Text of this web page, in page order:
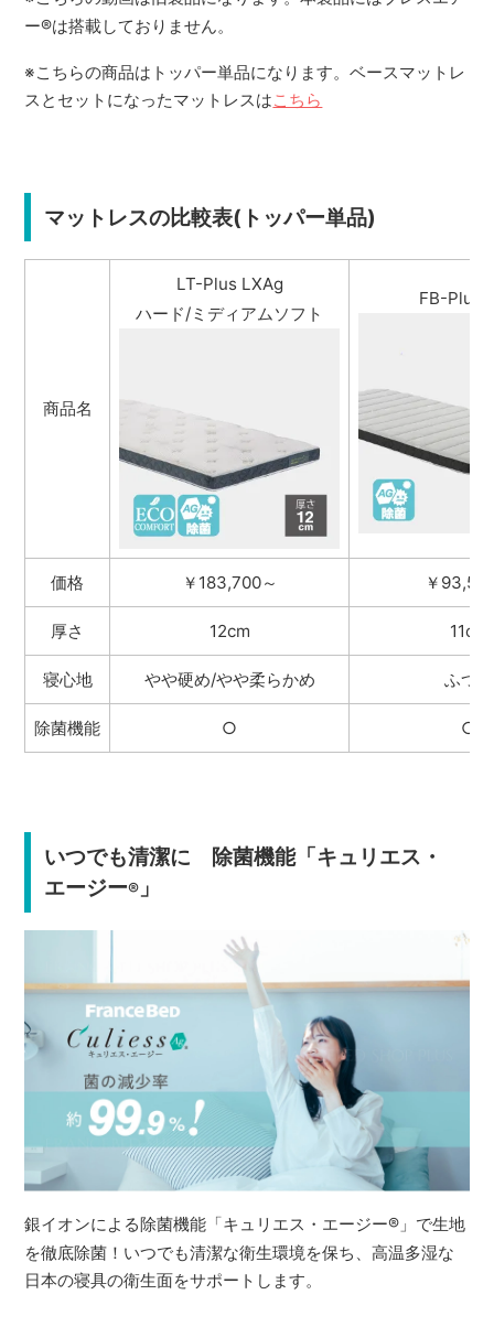
ー®は搭載しておりません。
※こちらの商品はトッパー単品になります。ベースマットレ
スとセットになったマットレスはこちら
マットレスの比較表(トッパー単品)
商品名
LT-Plus LXAg
ハード/ミディアムソフト
FB-Plus
価格 ￥183,700～ ￥
厚さ 12cm 11cm
寝心地 やや硬め/やや柔らかめ ふつう
除菌機能 ○ ○
いつでも清潔に 除菌機能「キュリエス・
エージー®」
銀イオンによる除菌機能「キュリエス・エージー® 」で生地
を徹底除菌！いつでも清潔な衛生環境を保ち、高温多湿な
日本の寝具の衛生面をサポートします。